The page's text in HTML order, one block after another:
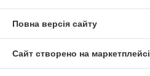
Повна версія сайту
Сайт створено на маркетплейсі